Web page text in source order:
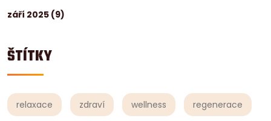
září 2025 (9)
ŠTÍTKY
relaxace zdraví wellness regenerace